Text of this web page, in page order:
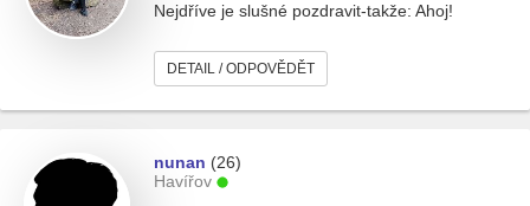
Nejdříve je slušné pozdravit-takže: Ahoj!
DETAIL / ODPOVĚDĚT
nunan (26)
Havířov